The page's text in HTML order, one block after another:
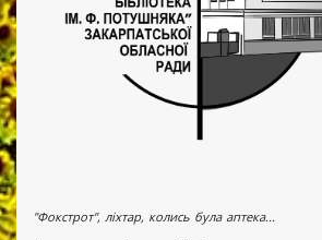
"Фокстрот", ліхтар, колись була аптека...